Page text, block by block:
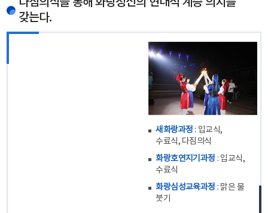
갖는다.
새화랑과정 : 입교식,
수료식, 다짐의식
화랑호연지기과정 : 입교식,
수료식
화랑심성교육과정 : 맑은 물
붓기